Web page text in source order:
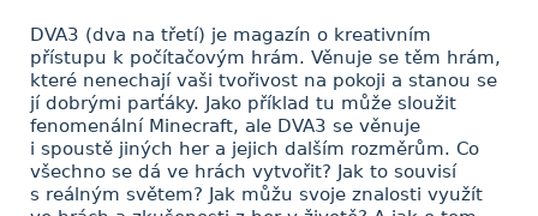
DVA3 (dva na třetí) je magazín o kreativním
přístupu k počítačovým hrám. Věnuje se těm hrám,
které nenechají vaši tvořivost na pokoji a stanou se
jí dobrými parťáky. Jako příklad tu může sloužit
fenomenální Minecraft, ale DVA3 se věnuje
i spoustě jiných her a jejich dalším rozměrům. Co
všechno se dá ve hrách vytvořit? Jak to souvisí
s reálným světem? Jak můžu svoje znalosti využít